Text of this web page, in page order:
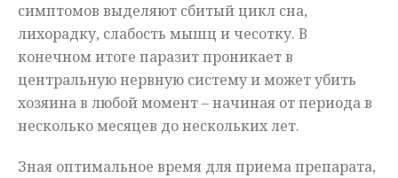
симптомов выделяют сбитый цикл сна,
лихорадку, слабость мышц и чесотку. В
конечном итоге паразит проникает в
центральную нервную систему и может убить
хозяина в любой момент – начиная от периода в
несколько месяцев до нескольких лет.
Зная оптимальное время для приема препарата,